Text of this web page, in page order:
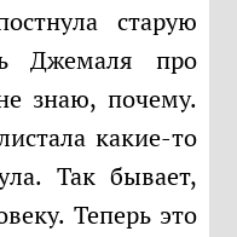
старую
Джемаля про
знаю, почему.
какие-то
Так бывает,
Теперь это